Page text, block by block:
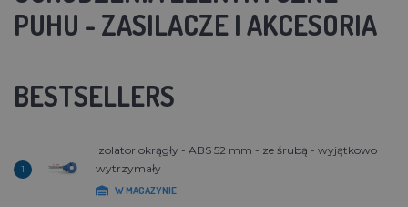
PUHU - ZASILACZE I AKCESORIA
BESTSELLERS
1
Izolator okrągły - ABS 52 mm - ze śrubą - wyjątkowo
wytrzymały
W MAGAZYNIE